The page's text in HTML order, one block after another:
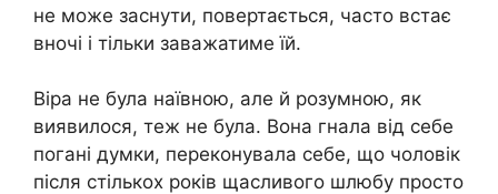
не може заснути, повертається, часто встає
вночі і тільки заважатиме їй.
Віра не була наївною, але й розумною, як
виявилося, теж не була. Вона гнала від себе
погані думки, переконувала себе, що чоловік
після стількох років щасливого шлюбу просто